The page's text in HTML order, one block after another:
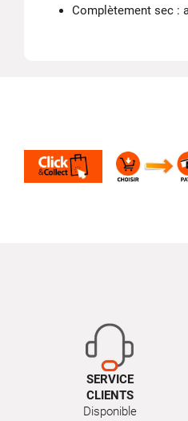
Complètement sec :
SERVICE
CLIENTS
Disponible